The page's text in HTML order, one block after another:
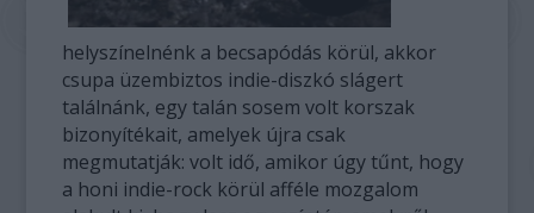
helyszínelnénk a becsapódás körül, akkor
csupa üzembiztos indie-diszkó slágert
találnánk, egy talán sosem volt korszak
bizonyítékait, amelyek újra csak
megmutatják: volt idő, amikor úgy tűnt, hogy
a honi indie-rock körül afféle mozgalom